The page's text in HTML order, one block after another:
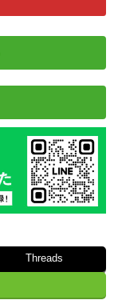
Threads